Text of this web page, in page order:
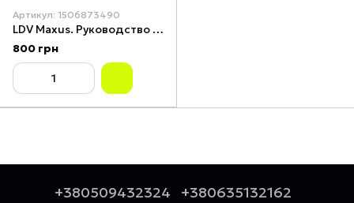
Артикул: 1506873490
LDV Maxus. Руководство по ремонту. Руководство по эксплуатации.
800 грн
+380509432324 +380635132162